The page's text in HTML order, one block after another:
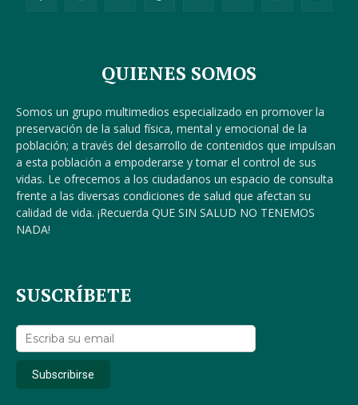
QUIENES SOMOS
Somos un grupo multimedios especializado en promover la
preservación de la salud física, mental y emocional de la
población; a través del desarrollo de contenidos que impulsan
a esta población a empoderarse y tomar el control de sus
vidas. Le ofrecemos a los ciudadanos un espacio de consulta
frente a las diversas condiciones de salud que afectan su
calidad de vida. ¡Recuerda QUE SIN SALUD NO TENEMOS
NADA!
SUSCRÍBETE